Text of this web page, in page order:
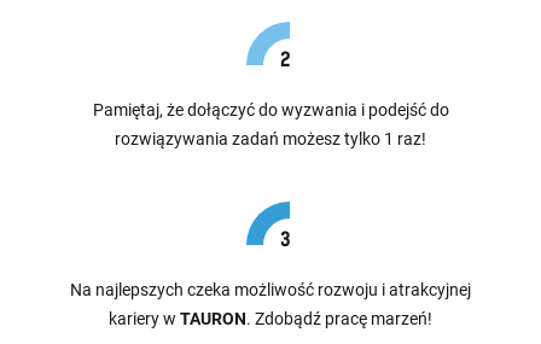
Pamiętaj, że dołączyć do wyzwania i podejść do
rozwiązywania zadań możesz tylko 1 raz!
Na najlepszych czeka możliwość rozwoju i atrakcyjnej
kariery w TAURON. Zdobądź pracę marzeń!